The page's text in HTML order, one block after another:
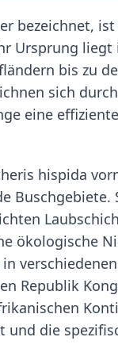
bezeichnet,
Ursprung
bis zu
sich
eine
hispida
ökologische
Republik
die